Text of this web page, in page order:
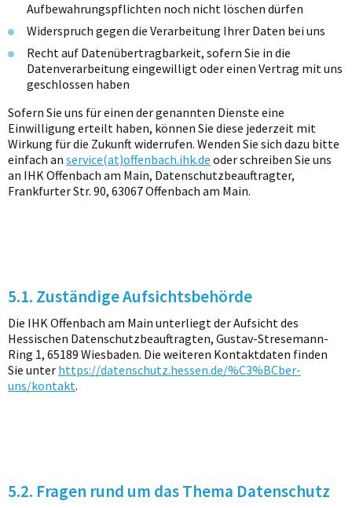
Aufbewahrungspflichten noch nicht löschen dürfen
Widerspruch gegen die Verarbeitung Ihrer Daten bei uns
Recht auf Datenübertragbarkeit, sofern Sie in die
Datenverarbeitung eingewilligt oder einen Vertrag mit uns
geschlossen haben
Sofern Sie uns für einen der genannten Dienste eine
Einwilligung erteilt haben, können Sie diese jederzeit mit
Wirkung für die Zukunft widerrufen. Wenden Sie sich dazu bitte
einfach an service(at)offenbach.ihk.de oder schreiben Sie uns
an IHK Offenbach am Main, Datenschutzbeauftragter,
Frankfurter Str. 90, 63067 Offenbach am Main.
5.1. Zuständige Aufsichtsbehörde
Die IHK Offenbach am Main unterliegt der Aufsicht des
Hessischen Datenschutzbeauftragten, Gustav-Stresemann-
Ring 1, 65189 Wiesbaden. Die weiteren Kontaktdaten finden
Sie unter https://datenschutz.hessen.de/%C3%BCber-
uns/kontakt.
5.2. Fragen rund um das Thema Datenschutz